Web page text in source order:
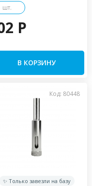
шт.
P
В КОРЗИНУ
Код: 80448
✨ Только завезли на базу